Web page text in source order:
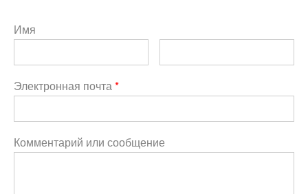
Имя
Электронная почта*
Комментарий или сообщение